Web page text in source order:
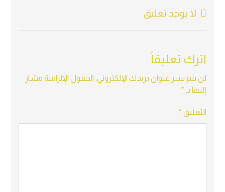
لا يوجد تعليق
اترك تعليقاً
لن يتم نشر عنوان بريدك الإلكتروني. الحقول الإلزامية مشار
إليها بـ *
التعليق *